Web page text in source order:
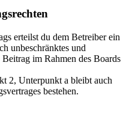
erteilst du dem Betreiber ein
unbeschränktes und
im Rahmen des Boards
2, Unterpunkt a bleibt auch
bestehen.